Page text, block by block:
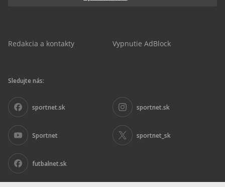
Redakcia a kontakty Vypnutie AdBlock
Sledujte nás:
sportnet.sk sportnet.sk
Sportnet sportnet_sk
futbalnet.sk